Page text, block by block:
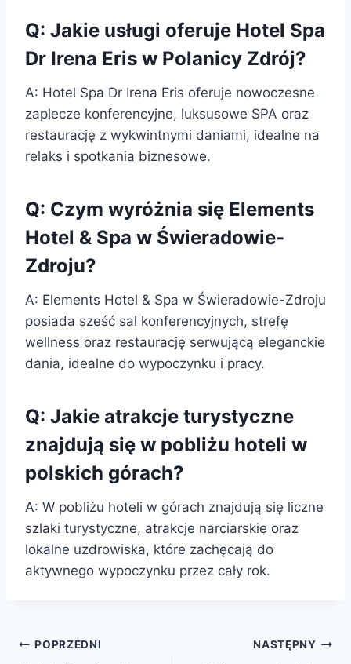
Q: Jakie usługi oferuje Hotel Spa
Dr Irena Eris w Polanicy Zdrój?
A: Hotel Spa Dr Irena Eris oferuje nowoczesne
zaplecze konferencyjne, luksusowe SPA oraz
restaurację z wykwintnymi daniami, idealne na
relaks i spotkania biznesowe.
Q: Czym wyróżnia się Elements
Hotel & Spa w Świeradowie-
Zdroju?
A: Elements Hotel & Spa w Świeradowie-Zdroju
posiada sześć sal konferencyjnych, strefę
wellness oraz restaurację serwującą eleganckie
dania, idealne do wypoczynku i pracy.
Q: Jakie atrakcje turystyczne
znajdują się w pobliżu hoteli w
polskich górach?
A: W pobliżu hoteli w górach znajdują się liczne
szlaki turystyczne, atrakcje narciarskie oraz
lokalne uzdrowiska, które zachęcają do
aktywnego wypoczynku przez cały rok.
Nawigacja
POPRZEDNI NASTĘPNY